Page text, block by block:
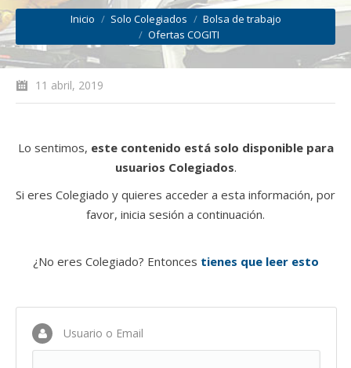
You are here:
Inicio Solo Colegiados
Bolsa de trabajo
Ofertas COGITI
11 abril, 2019
Lo sentimos, este contenido está solo disponible para
usuarios Colegiados.
Si eres Colegiado y quieres acceder a esta información, por
favor, inicia sesión a continuación.
¿No eres Colegiado? Entonces tienes que leer esto
Usuario o Email